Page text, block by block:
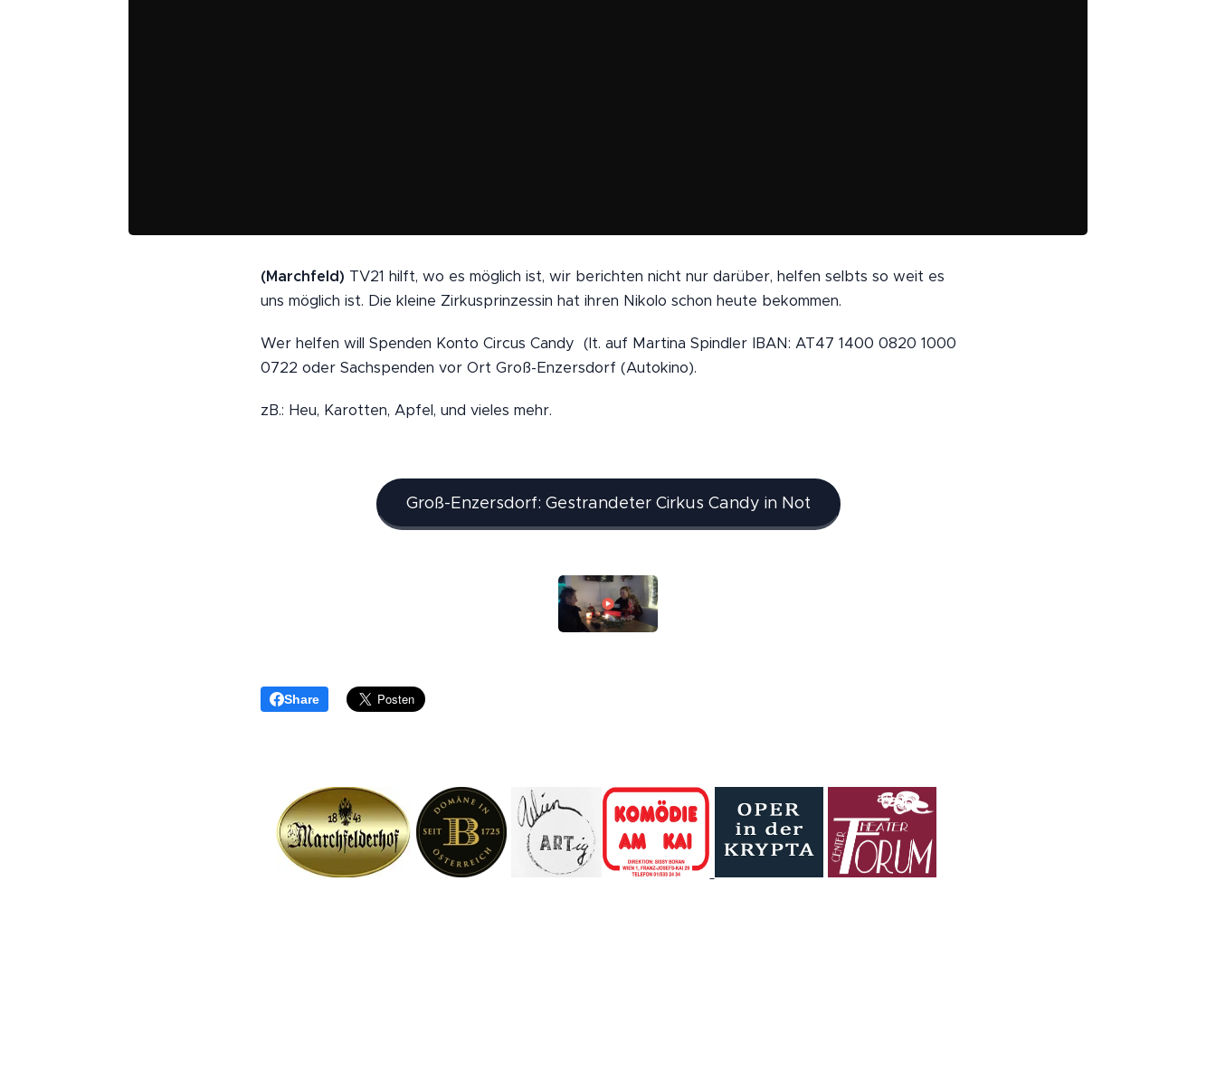
(Marchfeld) TV21 hilft, wo es möglich ist, wir berichten nicht nur darüber, helfen selbts so weit es
uns möglich ist. Die kleine Zirkusprinzessin hat ihren Nikolo schon heute bekommen.
Wer helfen will Spenden Konto Circus Candy (lt. auf Martina Spindler IBAN: AT47 1400 0820 1000
0722 oder Sachspenden vor Ort Groß-Enzersdorf (Autokino).
zB.: Heu, Karotten, Apfel, und vieles mehr.
Groß-Enzersdorf: Gestrandeter Cirkus Candy in Not
Share